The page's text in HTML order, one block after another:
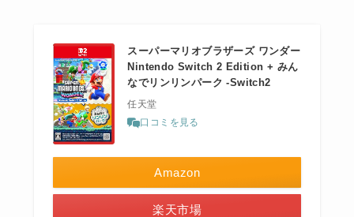
スーパーマリオブラザーズ ワンダー
Nintendo Switch 2 Edition + みん
なでリンリンパーク -Switch2
任天堂
口コミを見る
Amazon
楽天市場